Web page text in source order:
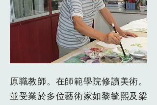
原職教師。在師範學院修讀美術。
並受業於多位藝術家如黎毓熙及梁